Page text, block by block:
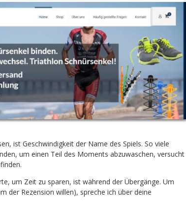
ist Geschwindigkeit der Name des Spiels. So viele
um einen Teil des Moments abzuwaschen, versucht
um Zeit zu sparen, ist während der Übergänge. Um
der Rezension willen), spreche ich über deine